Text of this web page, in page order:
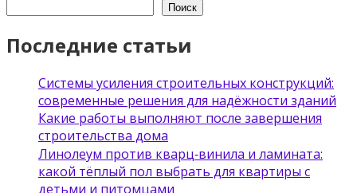
Поиск
Последние статьи
Системы усиления строительных конструкций:
современные решения для надёжности зданий
Какие работы выполняют после завершения
строительства дома
Линолеум против кварц‑винила и ламината:
какой тёплый пол выбрать для квартиры с
детьми и питомцами